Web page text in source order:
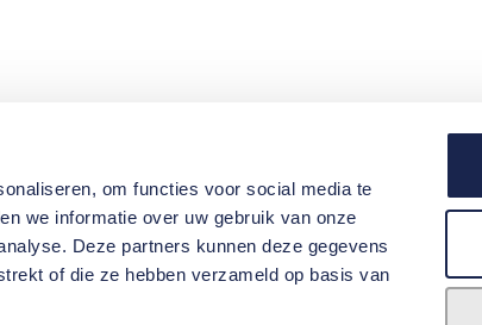
om functies voor social media te
we informatie over uw gebruik van onze
Deze partners kunnen deze gegevens
of die ze hebben verzameld op basis van